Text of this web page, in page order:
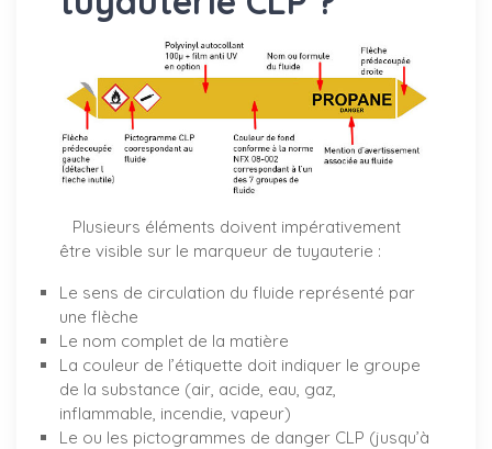
Plusieurs éléments doivent impérativement
être visible sur le marqueur de tuyauterie :
Le sens de circulation du fluide représenté par
une flèche
Le nom complet de la matière
La couleur de l’étiquette doit indiquer le groupe
de la substance (air, acide, eau, gaz,
inflammable, incendie, vapeur)
Le ou les pictogrammes de danger CLP (jusqu’à